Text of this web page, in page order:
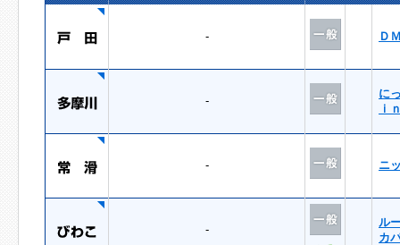
- Ｄ
-
に
ｉ
- ニ
-
ル
カ